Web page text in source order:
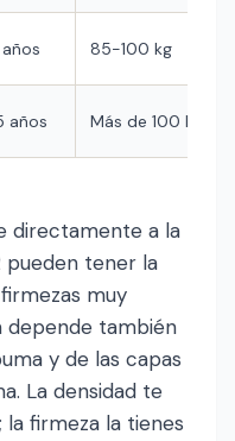
85-100 kg
años Más de 100 kg
directamente a la
pueden tener la
muy
depende también
y de las capas
La densidad te
la firmeza la tienes